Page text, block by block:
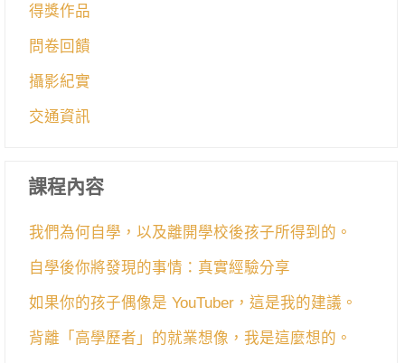
得獎作品
問卷回饋
攝影紀實
交通資訊
課程內容
我們為何自學，以及離開學校後孩子所得到的。
自學後你將發現的事情：真實經驗分享
如果你的孩子偶像是 YouTuber，這是我的建議。
背離「高學歷者」的就業想像，我是這麼想的。